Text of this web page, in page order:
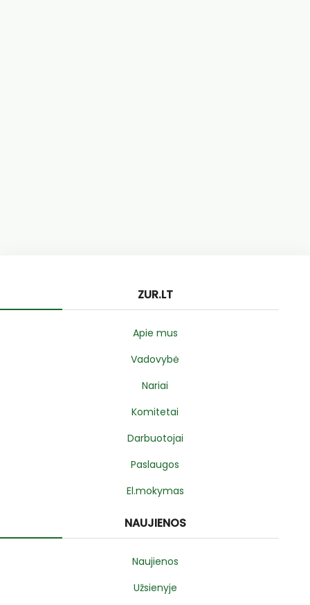
ZUR.LT
Apie mus
Vadovybė
Nariai
Komitetai
Darbuotojai
Paslaugos
El.mokymas
NAUJIENOS
Naujienos
Užsienyje